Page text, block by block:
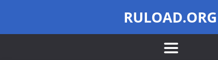
RULOAD.ORG